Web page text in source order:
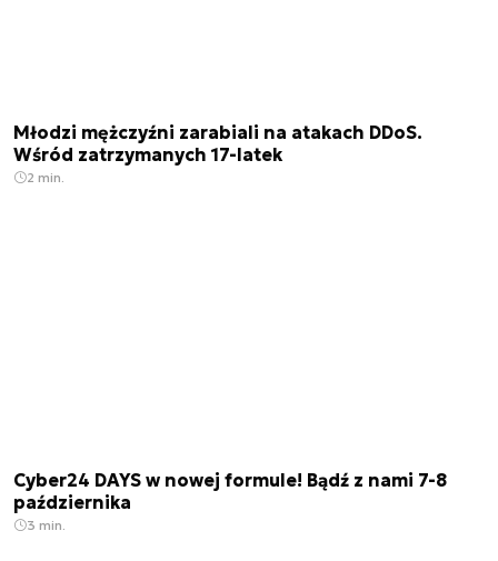
Młodzi mężczyźni zarabiali na atakach DDoS.
Wśród zatrzymanych 17-latek
2 min.
Cyber24 DAYS w nowej formule! Bądź z nami 7-8
października
3 min.